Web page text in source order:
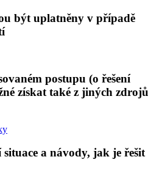
být uplatněny v případě
postupu (o řešení
získat také z jiných zdrojů
a návody, jak je řešit